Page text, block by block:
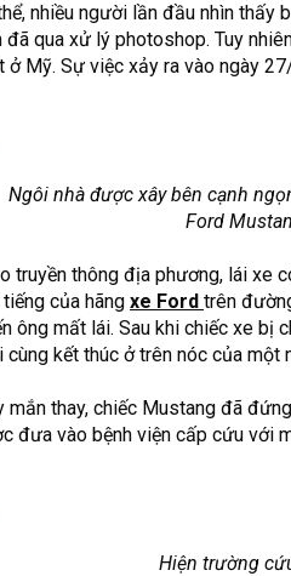
nhiều người lần đầu nhìn thấy
đã qua xử lý photoshop. Tuy
ở Mỹ. Sự việc xảy ra vào ngày
Ngôi nhà được xây bên cạnh
Ford
truyền thông địa phương, lái xe
của hãng xe Ford trên
ông mất lái. Sau khi chiếc xe bị
cùng kết thúc ở trên nóc của một
mắn thay, chiếc Mustang đã
đưa vào bệnh viện cấp cứu với
Hiện trường